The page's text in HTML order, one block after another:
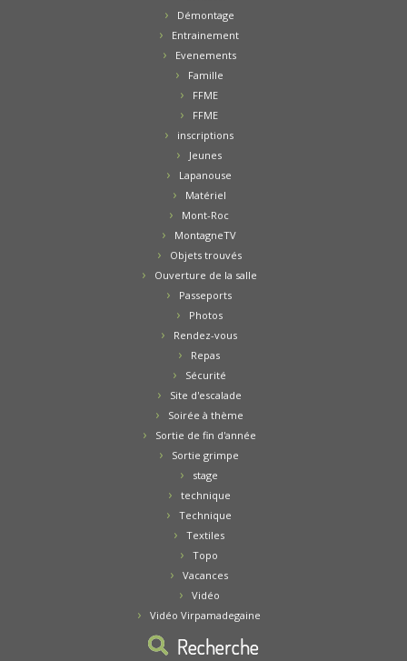
Démontage
Entrainement
Evenements
Famille
FFME
FFME
inscriptions
Jeunes
Lapanouse
Matériel
Mont-Roc
MontagneTV
Objets trouvés
Ouverture de la salle
Passeports
Photos
Rendez-vous
Repas
Sécurité
Site d'escalade
Soirée à thème
Sortie de fin d'année
Sortie grimpe
stage
technique
Technique
Textiles
Topo
Vacances
Vidéo
Vidéo Virpamadegaine
Recherche